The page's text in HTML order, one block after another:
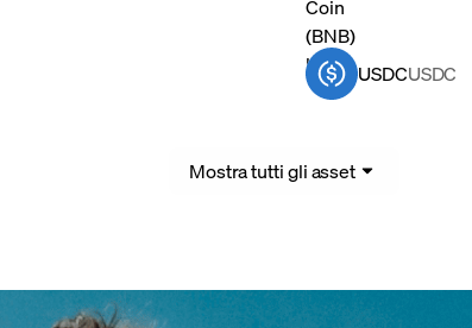
USDCUSDC
Mostra tutti gli asset